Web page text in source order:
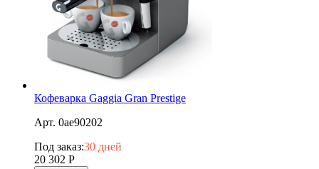
Кофеварка Gaggia Gran Prestige
Арт. 0ae90202
Под заказ:30 дней
20 302 Р